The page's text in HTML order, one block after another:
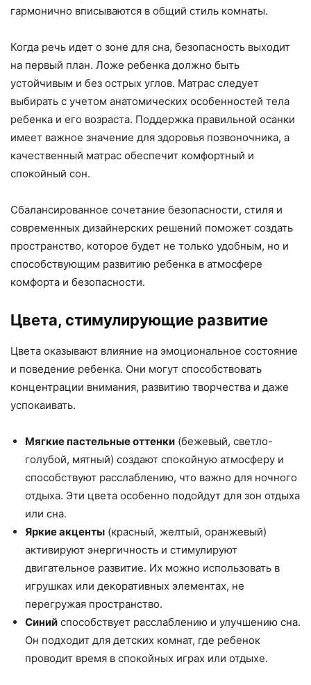
гармонично вписываются в общий стиль комнаты.
Когда речь идет о зоне для сна, безопасность выходит
на первый план. Ложе ребенка должно быть
устойчивым и без острых углов. Матрас следует
выбирать с учетом анатомических особенностей тела
ребенка и его возраста. Поддержка правильной осанки
имеет важное значение для здоровья позвоночника, а
качественный матрас обеспечит комфортный и
спокойный сон.
Сбалансированное сочетание безопасности, стиля и
современных дизайнерских решений поможет создать
пространство, которое будет не только удобным, но и
способствующим развитию ребенка в атмосфере
комфорта и безопасности.
Цвета, стимулирующие развитие
Цвета оказывают влияние на эмоциональное состояние
и поведение ребенка. Они могут способствовать
концентрации внимания, развитию творчества и даже
успокаивать.
Мягкие пастельные оттенки (бежевый, светло-
голубой, мятный) создают спокойную атмосферу и
способствуют расслаблению, что важно для ночного
отдыха. Эти цвета особенно подойдут для зон отдыха
или сна.
Яркие акценты (красный, желтый, оранжевый)
активируют энергичность и стимулируют
двигательное развитие. Их можно использовать в
игрушках или декоративных элементах, не
перегружая пространство.
Синий способствует расслаблению и улучшению сна.
Он подходит для детских комнат, где ребенок
проводит время в спокойных играх или отдыхе.